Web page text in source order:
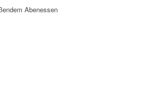
Abenessen